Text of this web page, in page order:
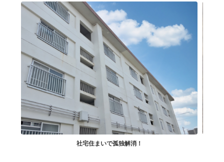
社宅住まいで孤独解消！